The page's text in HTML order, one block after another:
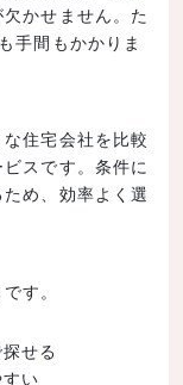
かせません。た
手間もかかりま
住宅会社を比較
スです。条件に
め、効率よく選
す。
せる
い